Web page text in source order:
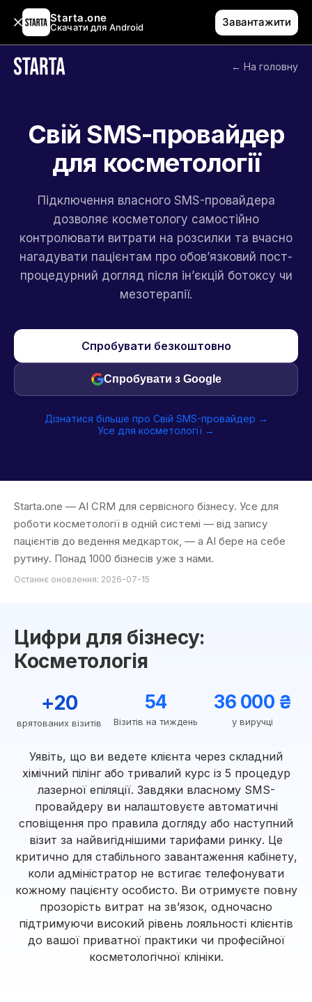
Starta.one
Скачати для Android Завантажити
← На головну
Свій SMS-провайдер
для косметології
Підключення власного SMS-провайдера
дозволяє косметологу самостійно
контролювати витрати на розсилки та вчасно
нагадувати пацієнтам про обов’язковий пост-
процедурний догляд після ін’єкцій ботоксу чи
мезотерапії.
Спробувати безкоштовно
Спробувати з Google
Дізнатися більше про Свій SMS-провайдер →
Усе для косметології →
Starta.one — AI CRM для сервісного бізнесу. Усе для
роботи косметології в одній системі — від запису
пацієнтів до ведення медкарток, — а AI бере на себе
рутину. Понад 1000 бізнесів уже з нами.
Останнє оновлення: 2026-07-15
Цифри для бізнесу:
Косметологія
+20
врятованих візитів
54
Візитів на тиждень
36 000 ₴
у виручці
Уявіть, що ви ведете клієнта через складний
хімічний пілінг або тривалий курс із 5 процедур
лазерної епіляції. Завдяки власному SMS-
провайдеру ви налаштовуєте автоматичні
сповіщення про правила догляду або наступний
візит за найвигіднішими тарифами ринку. Це
критично для стабільного завантаження кабінету,
коли адміністратор не встигає телефонувати
кожному пацієнту особисто. Ви отримуєте повну
прозорість витрат на зв’язок, одночасно
підтримуючи високий рівень лояльності клієнтів
до вашої приватної практики чи професійної
косметологічної клініки.